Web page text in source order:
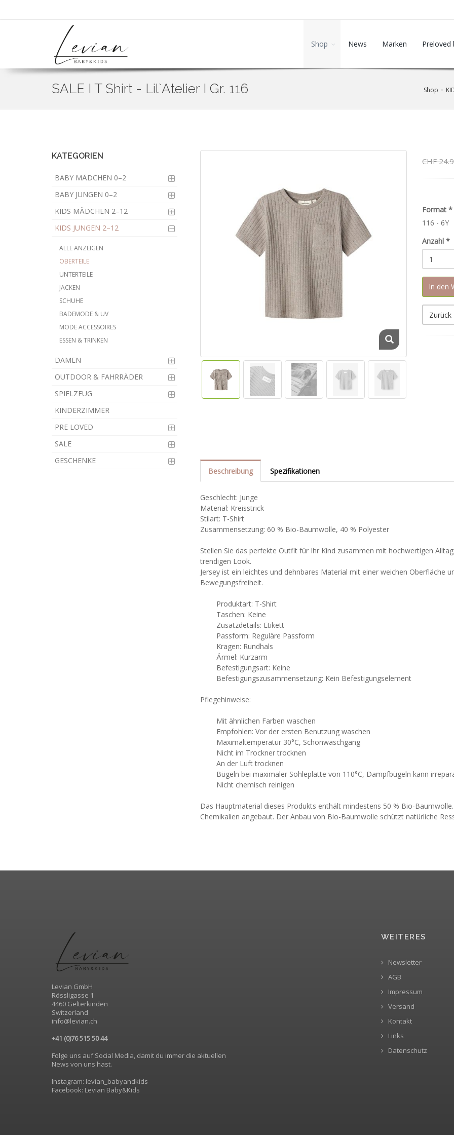
Shop News Marken Preloved
SALE I T Shirt - Lil`Atelier I Gr. 116 Shop
KATEGORIEN
BABY MÄDCHEN 0–2
BABY JUNGEN 0–2
KIDS MÄDCHEN 2–12
KIDS JUNGEN 2–12
ALLE ANZEIGEN
OBERTEILE
UNTERTEILE
JACKEN
SCHUHE
BADEMODE & UV
MODE ACCESSOIRES
ESSEN & TRINKEN
DAMEN
OUTDOOR & FAHRRÄDER
SPIELZEUG
KINDERZIMMER
PRE LOVED
SALE
GESCHENKE
CHF
Format *
116 - 6Y
Anzahl *
In den
Zurück
Beschreibung Spezifikationen
Geschlecht: Junge
Material: Kreisstrick
Stilart: T-Shirt
Zusammensetzung: 60 % Bio-Baumwolle, 40 % Polyester
Stellen Sie das perfekte Outfit für Ihr Kind zusammen mit hochwertigen
trendigen Look.
Jersey ist ein leichtes und dehnbares Material mit einer weichen Oberfläche
Bewegungsfreiheit.
Produktart: T-Shirt
Taschen: Keine
Zusatzdetails: Etikett
Passform: Reguläre Passform
Kragen: Rundhals
Ärmel: Kurzarm
Befestigungsart: Keine
Befestigungszusammensetzung: Kein Befestigungselement
Pflegehinweise:
Mit ähnlichen Farben waschen
Empfohlen: Vor der ersten Benutzung waschen
Maximaltemperatur 30°C, Schonwaschgang
Nicht im Trockner trocknen
An der Luft trocknen
Bügeln bei maximaler Sohleplatte von 110°C, Dampfbügeln kann
Nicht chemisch reinigen
Das Hauptmaterial dieses Produkts enthält mindestens 50 % Bio-
Chemikalien angebaut. Der Anbau von Bio-Baumwolle schützt natürliche
Levian GmbH
Rössligasse 1
4460 Gelterkinden
Switzerland
info@levian.ch
+41 (0)76 515 50 44
Folge uns auf Social Media, damit du immer die aktuellen
News von uns hast.
Instagram: levian_babyandkids
Facebook: Levian Baby&Kids
WEITERES
Newsletter
AGB
Impressum
Versand
Kontakt
Links
Datenschutz